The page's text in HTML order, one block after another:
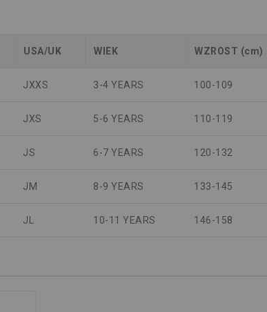
USA/UK WIEK WZROST (cm)
JXXS 3-4 YEARS 100-109
JXS 5-6 YEARS 110-119
JS 6-7 YEARS 120-132
JM 8-9 YEARS 133-145
JL 10-11 YEARS 146-158